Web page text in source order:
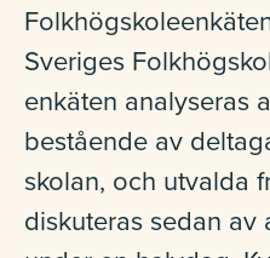
Sveriges
enkäten analyseras
bestående av
skolan, och utvalda
diskuteras sedan av